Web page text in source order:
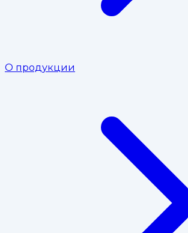
О продукции